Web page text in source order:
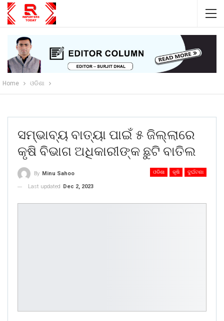
Home ଓଡିଶା
ସମ୍ଭାବ୍ୟ ବାତ୍ୟା ପାଇଁ ୫ ଜିଲ୍ଲାରେ
କୃଷି ବିଭାଗ ଅଧିକାରୀଙ୍କ ଛୁଟି ବାତିଲ
ଓଡିଶା କୃଷି ଦୁର୍ଘଟଣା
By Minu Sahoo
Last updated
Dec 2, 2023